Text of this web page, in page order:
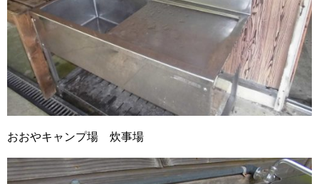
おおやキャンプ場 炊事場